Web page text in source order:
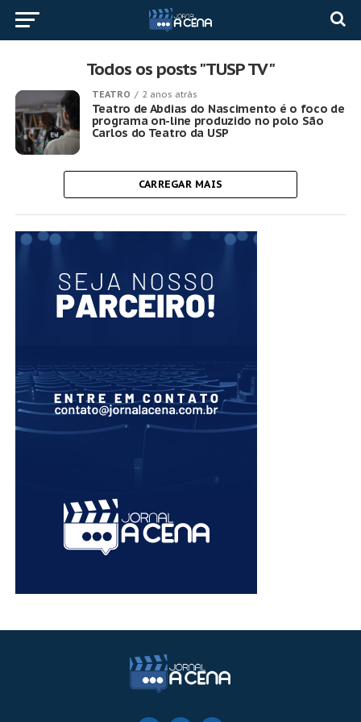
Todos os posts "TUSP TV"
TEATRO 2 anos atrás
Teatro de Abdias do Nascimento é o foco de
programa on-line produzido no polo São
Carlos do Teatro da USP
CARREGAR MAIS